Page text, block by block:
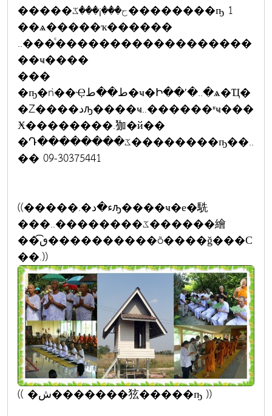
�����ح���¡���ػ��������ҧ 1
��ѧ�����ҡ������
..���ͨ������������������
��ҹ����
���
�ҧ�ǹ��Ҿط��ط�ҹ�Ի��ʹ�..�ѧ�Ҵ�
�Ź����دԡ����ҹ..������ʶҹ���
Ӿ��������.㹢�й��
�Դ��������ػ��������ҧ��..
�� 09-30375441
((�����.�ء�دԡ����ҹ�е�駪
���..��������ػ������繪
��͡ٯ����������õ����ǧ���С
��.))
(( �ش�������㹡�����ҧ ))